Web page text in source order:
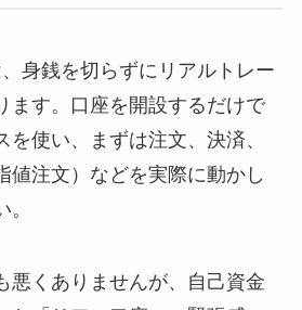
身銭を切らずにリアルトレー
ます。口座を開設するだけで
使い、まずは注文、決済、
値注文）などを実際に動かし
悪くありませんが、自己資金